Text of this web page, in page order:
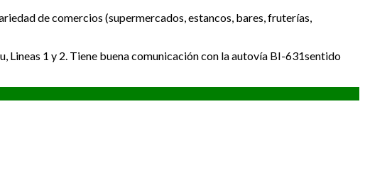
de comercios (supermercados, estancos, bares, fruterías,
Lineas 1 y 2. Tiene buena comunicación con la autovía BI-631sentido